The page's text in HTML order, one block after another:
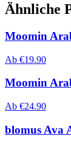
Ähnliche
Moomin
Ab €19.90
Moomin
Ab €24.90
blomus Ava